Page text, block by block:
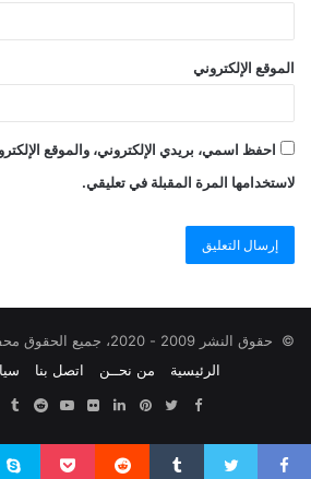
الموقع الإلكتروني
احفظ اسمي، بريدي الإلكتروني، والموقع
لاستخدامها المرة المقبلة في تعليقي.
© حقوق النشر 2009 - 2020، جميع الحقوق محفوظة
الرئيسية
من نحــن اتصل بنا
Facebook
Twitter
Pinterest
LinkedIn
صور YouTube